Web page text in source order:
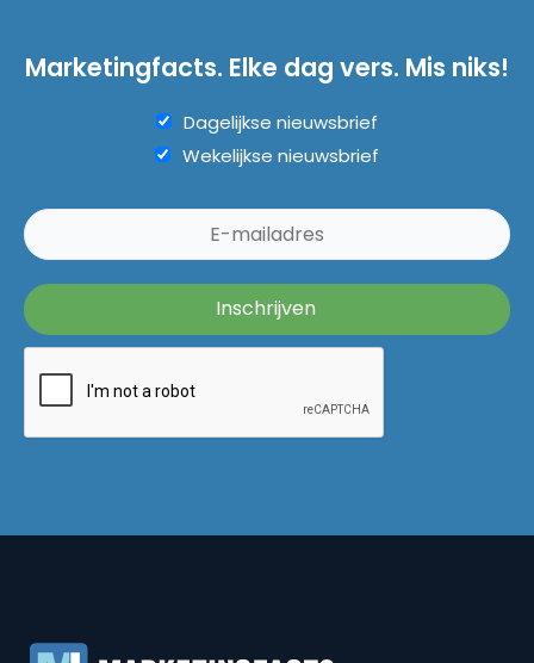
Marketingfacts. Elke dag vers. Mis niks!
Dagelijkse nieuwsbrief
Wekelijkse nieuwsbrief